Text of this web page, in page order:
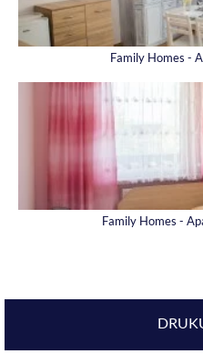
Family Homes -
Family Homes -